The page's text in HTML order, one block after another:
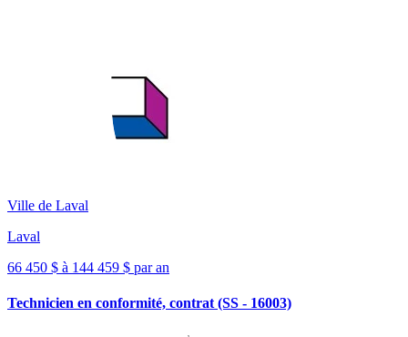
Ville de Laval
Laval
66 450 $ à 144 459 $ par an
Technicien en conformité, contrat (SS - 16003)